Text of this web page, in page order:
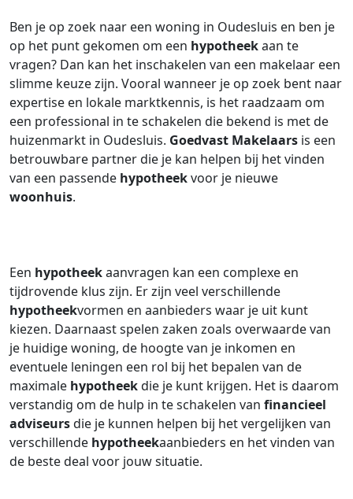
Ben je op zoek naar een woning in Oudesluis en ben je
op het punt gekomen om een hypotheekaan te
vragen? Dan kan het inschakelen van een makelaar een
slimme keuze zijn. Vooral wanneer je op zoek bent naar
expertise en lokale marktkennis, is het raadzaam om
een professional in te schakelen die bekend is met de
huizenmarkt in Oudesluis. Goedvast Makelaars is een
betrouwbare partner die je kan helpen bij het vinden
van een passende hypotheekvoor je nieuwe
woonhuis.
Een hypotheekaanvragen kan een complexe en
tijdrovende klus zijn. Er zijn veel verschillende
hypotheekvormen en aanbieders waar je uit kunt
kiezen. Daarnaast spelen zaken zoals overwaarde van
je huidige woning, de hoogte van je inkomen en
eventuele leningen een rol bij het bepalen van de
maximale hypotheekdie je kunt krijgen. Het is daarom
verstandig om de hulp in te schakelen van financieel
adviseursdie je kunnen helpen bij het vergelijken van
verschillende hypotheekaanbieders en het vinden van
de beste deal voor jouw situatie.